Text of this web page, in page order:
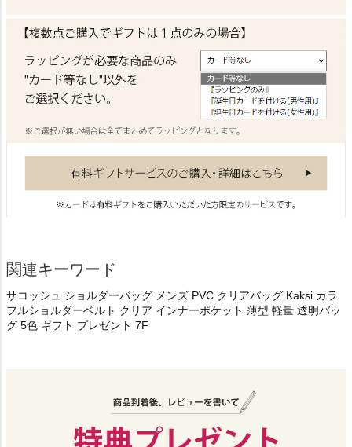
関連キーワード
サコッシュ ショルダーバッグ メンズ PVC クリアバッグ Kaksi カラ
フルショルダーベルト クリア インナーポケット 薄型 軽量 透明バッ
グ 5色 ギフト プレゼント 7F